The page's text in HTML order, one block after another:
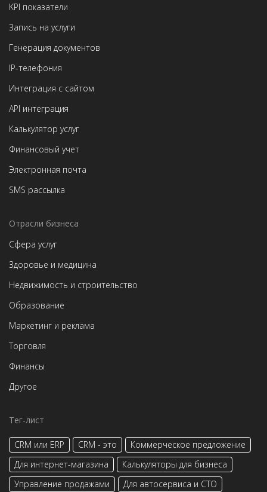
KPI показатели
Запись на услуги
Генерация документов
IP-телефония
Интеграция с сайтом
API интеграция
Калькулятор услуг
Финансовый учет
Электронная почта
SMS рассылка
Отрасли бизнеса
Сфера услуг
Здоровье и медицина
Недвижимость и строительство
Образование
Маркетинг и реклама
Торговля
Финансы
Другое
Тег-лист
CRM или ERP CRM - это
Коммерческое предложение
Для интернет-магазина
Калькуляторы для бизнеса
Управление продажами
Для автосервиса и СТО